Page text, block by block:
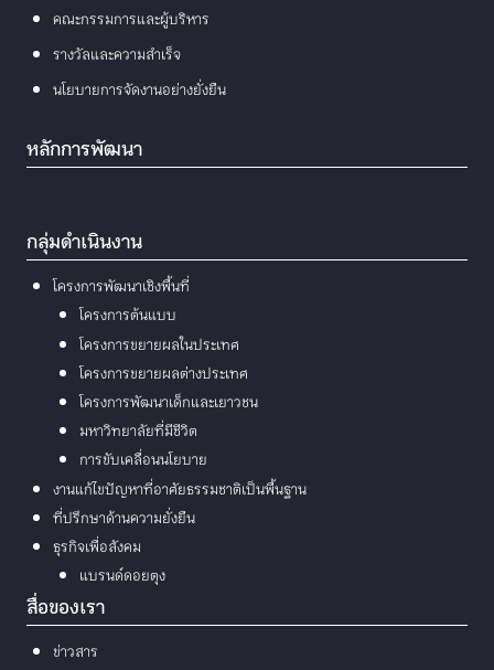
คณะกรรมการและผู้บริหาร
รางวัลและความสำเร็จ
นโยบายการจัดงานอย่างยั่งยืน
หลักการพัฒนา
กลุ่มดำเนินงาน
โครงการพัฒนาเชิงพื้นที่
โครงการต้นแบบ
โครงการขยายผลในประเทศ
โครงการขยายผลต่างประเทศ
โครงการพัฒนาเด็กและเยาวชน
มหาวิทยาลัยที่มีชีวิต
การขับเคลื่อนนโยบาย
งานแก้ไขปัญหาที่อาศัยธรรมชาติเป็นพื้นฐาน
ที่ปรึกษาด้านความยั่งยืน
ธุรกิจเพื่อสังคม
แบรนด์ดอยตุง
สื่อของเรา
ข่าวสาร